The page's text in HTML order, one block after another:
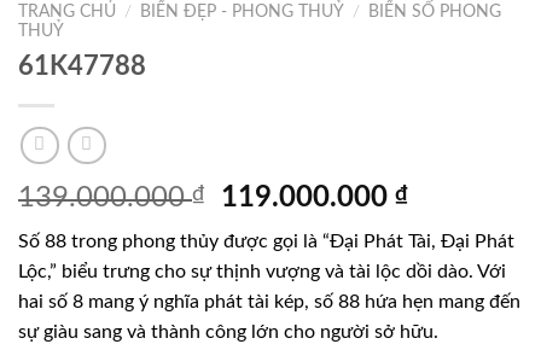
Lưu
TRANG CHỦ / BIỂN ĐẸP - PHONG THUỶ /
BIỂN SỐ PHONG
THUỶ
61K47788
139.000.000₫
Giá
là:
139.000.000 ₫.
119.000.000₫Giá
tại
là:
Số 88 trong phong thủy được gọi là “Đại Phát Tài, Đại Phát
Lộc,” biểu trưng cho sự thịnh vượng và tài lộc dồi dào. Với
hai số 8 mang ý nghĩa phát tài kép, số 88 hứa hẹn mang đến
sự giàu sang và thành công lớn cho người sở hữu.